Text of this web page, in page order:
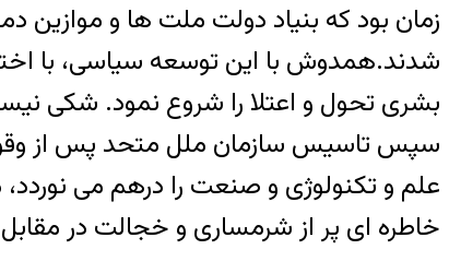
زمان بود که بنیاد دولت ملت ها و موازین
شدند.همدوش با این توسعه سیاسی، با
بشری تحول و اعتلا را شروع نمود. شکی
سپس تاسیس سازمان ملل متحد پس از وقوع
علم و تکنولوژی و صنعت را درهم می
خاطره ای پر از شرمساری و خجالت در